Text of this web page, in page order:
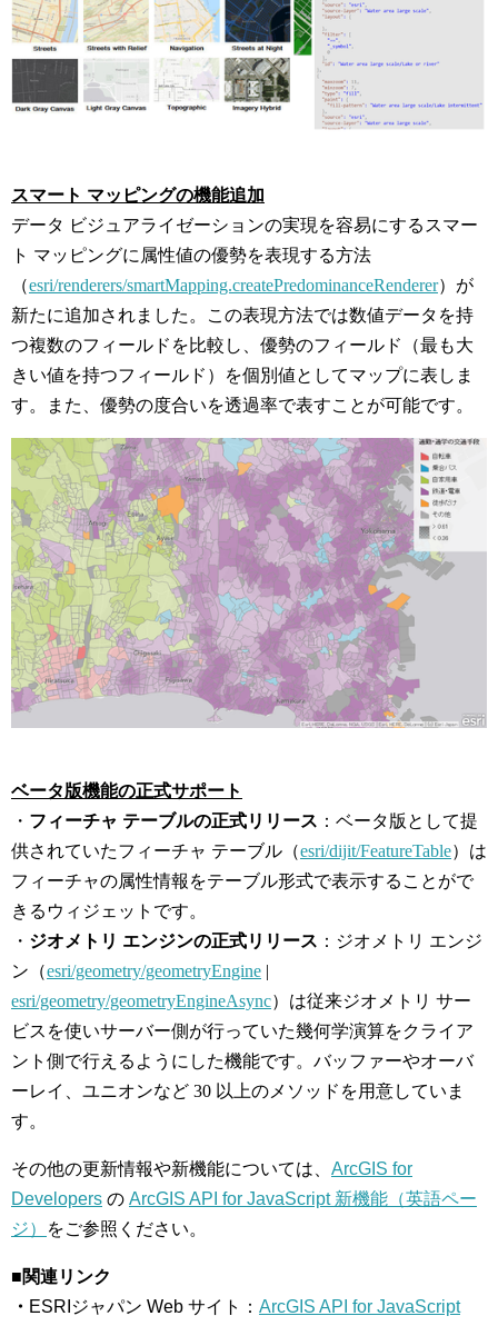
スマート マッピングの機能追加
データ ビジュアライゼーションの実現を容易にするスマー
ト マッピングに属性値の優勢を表現する方法
（esri/renderers/smartMapping.createPredominanceRenderer）が
新たに追加されました。この表現方法では数値データを持
つ複数のフィールドを比較し、優勢のフィールド（最も大
きい値を持つフィールド）を個別値としてマップに表しま
す。また、優勢の度合いを透過率で表すことが可能です。
ベータ版機能の正式サポート
・ フィーチャ テーブルの正式リリース ：ベータ版として提
供されていたフィーチャ テーブル（esri/dijit/FeatureTable）は
フィーチャの属性情報をテーブル形式で表示することがで
きるウィジェットです。
・ ジオメトリ エンジンの正式リリース ：ジオメトリ エンジ
ン（esri/geometry/geometryEngine
esri/geometry/geometryEngineAsync）は従来ジオメトリ サー
ビスを使いサーバー側が行っていた幾何学演算をクライア
ント側で行えるようにした機能です。バッファーやオーバ
ーレイ、ユニオンなど 30 以上のメソッドを用意していま
す。
その他の更新情報や新機能については、 ArcGIS for
Developers の ArcGIS API for JavaScript 新機能（英語ペー
ジ）
をご参照ください。
■関連リンク
・ ESRIジャパン Web サイト： ArcGIS API for JavaScript